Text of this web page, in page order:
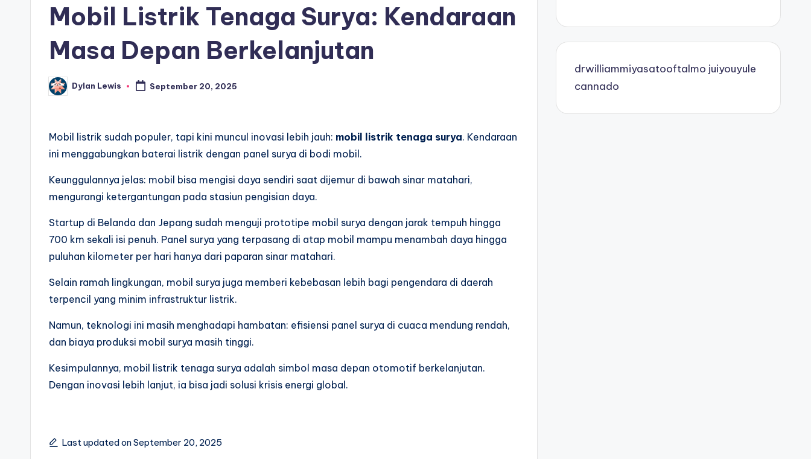
Mobil Listrik Tenaga Surya: Kendaraan
Masa Depan Berkelanjutan
Posted
by
Dylan Lewis September 20, 2025
Mobil listrik sudah populer, tapi kini muncul inovasi lebih jauh: mobil listrik tenaga surya. Kendaraan
ini menggabungkan baterai listrik dengan panel surya di bodi mobil.
Keunggulannya jelas: mobil bisa mengisi daya sendiri saat dijemur di bawah sinar matahari,
mengurangi ketergantungan pada stasiun pengisian daya.
Startup di Belanda dan Jepang sudah menguji prototipe mobil surya dengan jarak tempuh hingga
700 km sekali isi penuh. Panel surya yang terpasang di atap mobil mampu menambah daya hingga
puluhan kilometer per hari hanya dari paparan sinar matahari.
Selain ramah lingkungan, mobil surya juga memberi kebebasan lebih bagi pengendara di daerah
terpencil yang minim infrastruktur listrik.
Namun, teknologi ini masih menghadapi hambatan: efisiensi panel surya di cuaca mendung rendah,
dan biaya produksi mobil surya masih tinggi.
Kesimpulannya, mobil listrik tenaga surya adalah simbol masa depan otomotif berkelanjutan.
Dengan inovasi lebih lanjut, ia bisa jadi solusi krisis energi global.
Last updated on September 20, 2025
drwilliammiyasatooftalmo juiyouyule
cannado